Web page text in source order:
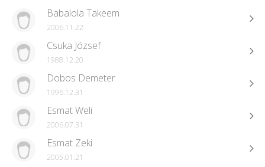
Babalola Takeem
2006.11.22
Csuka József
1988.12.20
Dobos Demeter
1996.12.31
Esmat Weli
2006.07.31
Esmat Zeki
2005.01.21